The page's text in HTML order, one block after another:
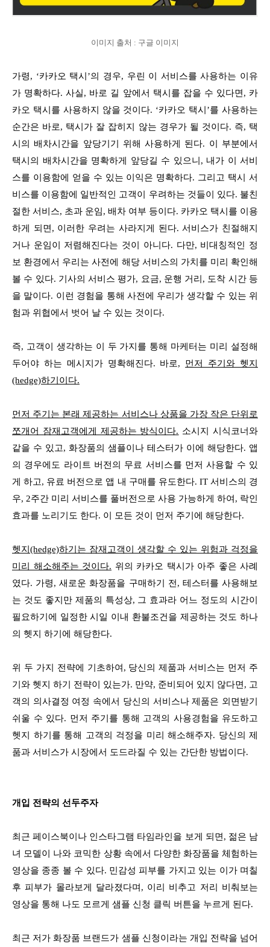
이미지 출처 : 구글 이미지
가령, ‘카카오 택시’의 경우, 우린 이 서비스를 사용하는 이유
가 명확하다. 사실, 바로 길 앞에서 택시를 잡을 수 있다면, 카
카오 택시를 사용하지 않을 것이다. ‘카카오 택시’를 사용하는
순간은 바로, 택시가 잘 잡히지 않는 경우가 될 것이다. 즉, 택
시의 배차시간을 앞당기기 위해 사용하게 된다. 이 부분에서
택시의 배차시간을 명확하게 앞당길 수 있으니, 내가 이 서비
스를 이용함에 얻을 수 있는 이익은 명확하다. 그리고 택시 서
비스를 이용함에 일반적인 고객이 우려하는 것들이 있다. 불친
절한 서비스, 초과 운임, 배차 여부 등이다. 카카오 택시를 이용
하게 되면, 이러한 우려는 사라지게 된다. 서비스가 친절해지
거나 운임이 저렴해진다는 것이 아니다. 다만, 비대칭적인 정
보 환경에서 우리는 사전에 해당 서비스의 가치를 미리 확인해
볼 수 있다. 기사의 서비스 평가, 요금, 운행 거리, 도착 시간 등
을 말이다. 이런 경험을 통해 사전에 우리가 생각할 수 있는 위
험과 위협에서 벗어 날 수 있는 것이다.
즉, 고객이 생각하는 이 두 가지를 통해 마케터는 미리 설정해
두어야 하는 메시지가 명확해진다. 바로, 먼저 주기와 헷지
(hedge)하기이다.
먼저 주기는 본래 제공하는 서비스나 상품을 가장 작은 단위로
쪼개어 잠재고객에게 제공하는 방식이다. 소시지 시식코너와
같을 수 있고, 화장품의 샘플이나 테스터가 이에 해당한다. 앱
의 경우에도 라이트 버전의 무료 서비스를 먼저 사용할 수 있
게 하고, 유료 버전으로 앱 내 구매를 유도한다. IT 서비스의 경
우, 2주간 미리 서비스를 풀버전으로 사용 가능하게 하여, 락인
효과를 노리기도 한다. 이 모든 것이 먼저 주기에 해당한다.
헷지(hedge)하기는 잠재고객이 생각할 수 있는 위험과 걱정을
미리 해소해주는 것이다. 위의 카카오 택시가 아주 좋은 사례
였다. 가령, 새로운 화장품을 구매하기 전, 테스터를 사용해보
는 것도 좋지만 제품의 특성상, 그 효과라 어느 정도의 시간이
필요하기에 일정한 시일 이내 환불조건을 제공하는 것도 하나
의 헷지 하기에 해당한다.
위 두 가지 전략에 기초하여, 당신의 제품과 서비스는 먼저 주
기와 헷지 하기 전략이 있는가. 만약, 준비되어 있지 않다면, 고
객의 의사결정 여정 속에서 당신의 서비스나 제품은 외면받기
쉬울 수 있다. 먼저 주기를 통해 고객의 사용경험을 유도하고
헷지 하기를 통해 고객의 걱정을 미리 해소해주자. 당신의 제
품과 서비스가 시장에서 도드라질 수 있는 간단한 방법이다.
개입 전략의 선두주자
최근 페이스북이나 인스타그램 타임라인을 보게 되면, 젊은 남
녀 모델이 나와 코믹한 상황 속에서 다양한 화장품을 체험하는
영상을 종종 볼 수 있다. 민감성 피부를 가지고 있는 이가 며칠
후 피부가 몰라보게 달라졌다며, 이리 비추고 저리 비춰보는
영상을 통해 나도 모르게 샘플 신청 클릭 버튼을 누르게 된다.
최근 저가 화장품 브랜드가 샘플 신청이라는 개입 전략을 넘어